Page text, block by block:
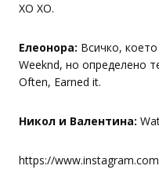
XO XO.
Елеонора: Всичко,
Weeknd, но определено
Often, Earned it.
Никол и Валентина:
https://